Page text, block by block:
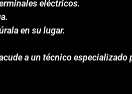
eléctricos.
en su lugar.
a un técnico especializado